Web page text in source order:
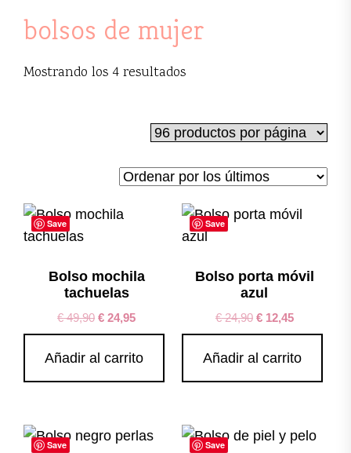
bolsos de mujer
Mostrando los 4 resultadosOrdenado
últimos
Save
Bolso mochila
tachuelas
€49,90 € 24,95
Añadir al carrito
Save
Bolso porta móvil
azul
€24,90 €12,45
Añadir al carrito
Save Save